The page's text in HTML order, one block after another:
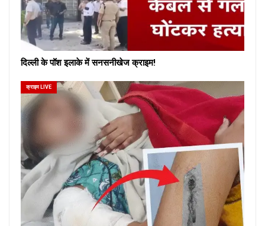
दिल्ली के पॉश इलाके में सनसनीखेज क्राइम!
क्राइम LIVE